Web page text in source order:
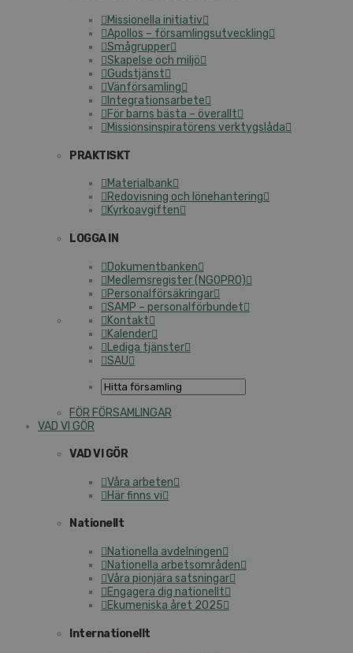
Missionella initiativ
Apollos – församlingsutveckling
Smågrupper
Skapelse och miljö
Gudstjänst
Vänförsamling
Integrationsarbete
För barns bästa – överallt
Missionsinspiratörens verktygslåda
PRAKTISKT
Materialbank
Redovisning och lönehantering
Kyrkoavgiften
LOGGA IN
Dokumentbanken
Medlemsregister (NGOPRO)
Personalförsäkringar
SAMP – personalförbundet
Kontakt
Kalender
Lediga tjänster
SAU
FÖR FÖRSAMLINGAR
VAD VI GÖR
VAD VI GÖR
Våra arbeten
Här finns vi
Nationellt
Nationella avdelningen
Nationella arbetsområden
Våra pionjära satsningar
Engagera dig nationellt
Ekumeniska året 2025
Internationellt